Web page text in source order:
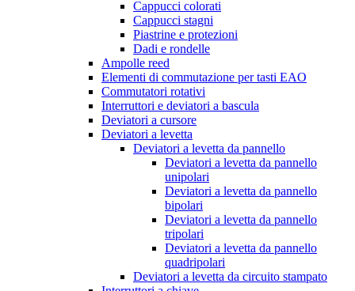
Cappucci colorati
Cappucci stagni
Piastrine e protezioni
Dadi e rondelle
Ampolle reed
Elementi di commutazione per tasti EAO
Commutatori rotativi
Interruttori e deviatori a bascula
Deviatori a cursore
Deviatori a levetta
Deviatori a levetta da pannello
Deviatori a levetta da pannello
unipolari
Deviatori a levetta da pannello
bipolari
Deviatori a levetta da pannello
tripolari
Deviatori a levetta da pannello
quadripolari
Deviatori a levetta da circuito stampato